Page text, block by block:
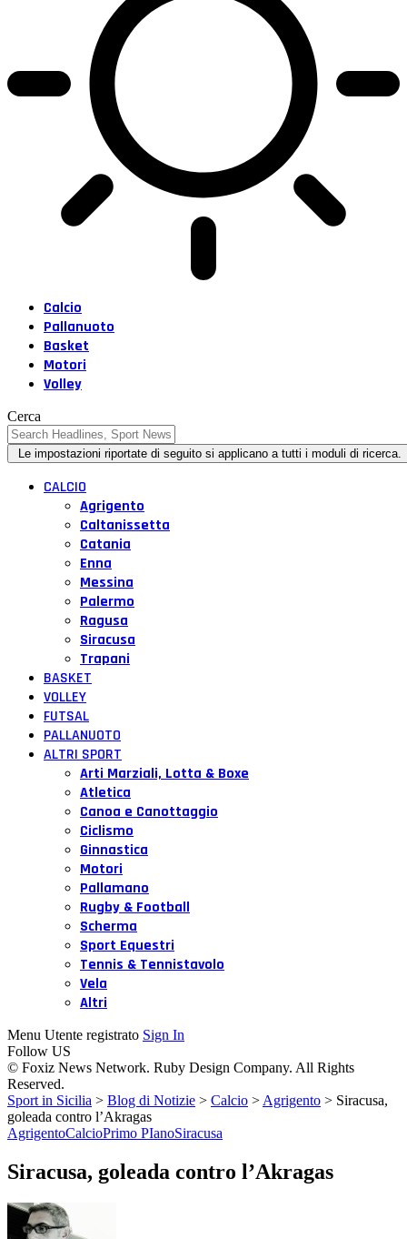
Calcio
Pallanuoto
Basket
Motori
Volley
Cerca
CALCIO
Agrigento
Caltanissetta
Catania
Enna
Messina
Palermo
Ragusa
Siracusa
Trapani
BASKET
VOLLEY
FUTSAL
PALLANUOTO
ALTRI SPORT
Arti Marziali, Lotta & Boxe
Atletica
Canoa e Canottaggio
Ciclismo
Ginnastica
Motori
Pallamano
Rugby & Football
Scherma
Sport Equestri
Tennis & Tennistavolo
Vela
Altri
Menu Utente registrato Sign In
Follow US
© Foxiz News Network. Ruby Design Company. All Rights
Reserved.
Sport in Sicilia > Blog di Notizie > Calcio > Agrigento > Siracusa,
goleada contro l’Akragas
AgrigentoCalcioPrimo PIanoSiracusa
Siracusa, goleada contro l’Akragas